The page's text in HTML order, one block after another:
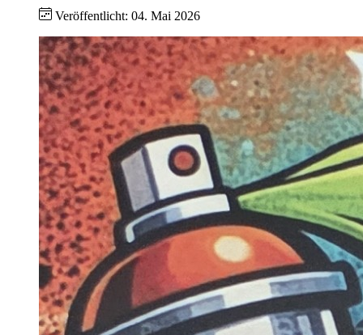
Veröffentlicht: 04. Mai 2026